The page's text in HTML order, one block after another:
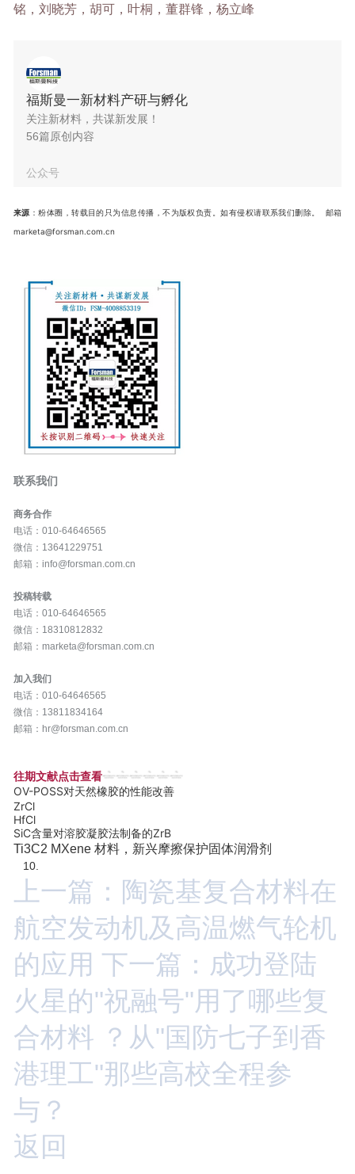
铭，刘晓芳，胡可，叶桐，董群锋，杨立峰
福斯曼一新材料产研与孵化
关注新材料，共谋新发展！
56篇原创内容
公众号
来源 ：粉体圈，转载目的只为信息传播，不为版权负责。如有侵权请联系我们删除。 邮箱
marketa@forsman.com.cn
联系我们
商务合作
电话：010-64646565
微信：13641229751
邮箱：info@forsman.com.cn
投稿转载
电话：010-64646565
微信：18310812832
邮箱：marketa@forsman.com.cn
加入我们
电话：010-64646565
微信：13811834164
邮箱：hr@forsman.com.cn
往期文献点击查看
OV-POSS对天然橡胶的性能改善
ZrCl
HfCl
SiC含量对溶胶凝胶法制备的ZrB
Ti3C2 MXene 材料，新兴摩擦保护固体润滑剂
10.
上一篇：陶瓷基复合材料在
航空发动机及高温燃气轮机
的应用 下一篇：成功登陆
火星的"祝融号"用了哪些复
合材料 ？从"国防七子到香
港理工"那些高校全程参
与？
返回